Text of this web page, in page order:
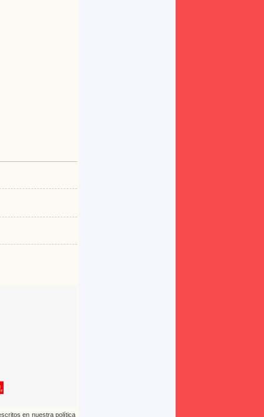
en nuestrapolítica